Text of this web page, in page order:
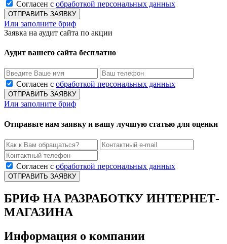
Согласен с обработкой персональных данных
Или заполните бриф
Заявка на аудит сайта по акции
Аудит вашего сайта бесплатно
Согласен с обработкой персональных данных
Или заполните бриф
Отправьте нам заявку и вашу лучшую статью для оценки
Согласен с обработкой персональных данных
БРИФ НА РАЗРАБОТКУ ИНТЕРНЕТ-
МАГАЗИНА
Информация о компании